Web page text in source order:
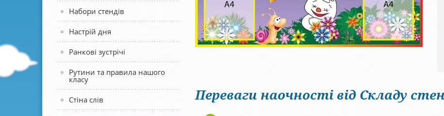
Набори стендів
Настрій дня
Ранкові зустрічі
Рутини та правила нашого
класу
Стіна слів Переваги наочності від Складу